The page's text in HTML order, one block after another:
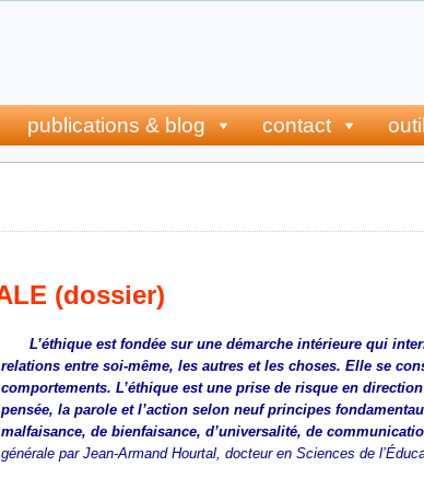
publications & blog contact
(dossier)
L’éthique est fondée sur une démarche intérieure qui
relations entre soi-même, les autres et les choses. Elle se
comportements. L’éthique est une prise de risque en
pensée, la parole et l’action selon neuf principes
malfaisance, de bienfaisance, d’universalité, de
générale par Jean-Armand Hourtal, docteur en Sciences de